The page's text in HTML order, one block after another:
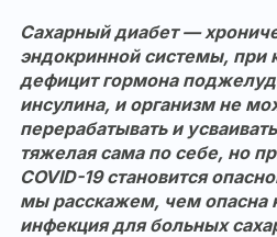
Сахарный диабет —
эндокринной системы, при
дефицит гормона
инсулина, и организм не
перерабатывать и
тяжелая сама по себе, но
COVID-19 становится
мы расскажем, чем опасна
инфекция для больных